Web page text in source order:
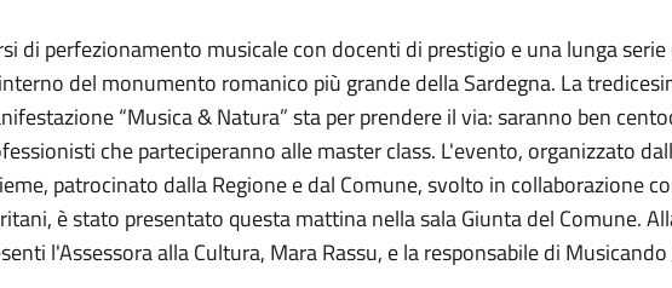
di perfezionamento musicale con docenti di prestigio e una lunga
del monumento romanico più grande della Sardegna. La
“Musica & Natura” sta per prendere il via: saranno ben
che parteciperanno alle master class. L'evento, organizzato
patrocinato dalla Regione e dal Comune, svolto in collaborazione
è stato presentato questa mattina nella sala Giunta del Comune.
l'Assessora alla Cultura, Mara Rassu, e la responsabile di